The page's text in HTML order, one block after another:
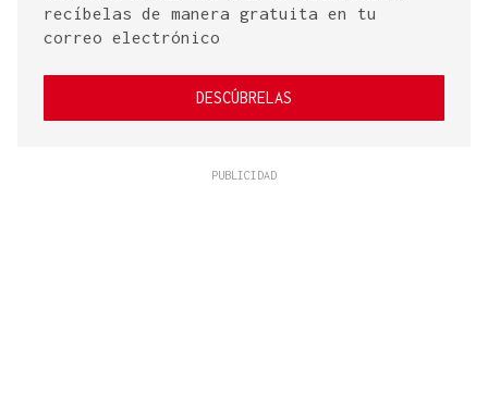
recíbelas de manera gratuita en tu
correo electrónico
DESCÚBRELAS